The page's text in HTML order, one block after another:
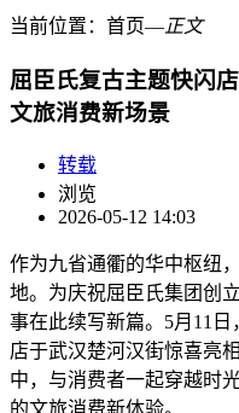
当前位置： 首页―正文
屈臣氏复古主题快闪
文旅消费新场景
转载
浏览
2026-05-12 14:03
作为九省通衢的华中枢纽
地。为庆祝屈臣氏集团创
事在此续写新篇。5月11
店于武汉楚河汉街惊喜亮
中，与消费者一起穿越时